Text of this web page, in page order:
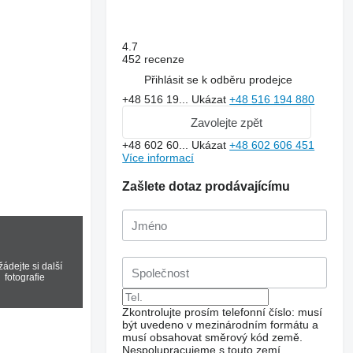
si další
fotografie
4.7
452 recenze
Přihlásit se k odběru prodejce
+48 516 19... Ukázat+48 516 194 880
Zavolejte zpět
+48 602 60... Ukázat+48 602 606 451
Více informací
Zašlete dotaz prodávajícímu
Zkontrolujte prosím telefonní číslo: musí
být uvedeno v mezinárodním formátu a
musí obsahovat směrový kód země.
Nespolupracujeme s touto zemí